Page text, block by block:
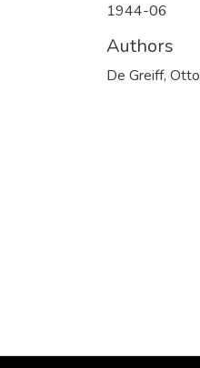
1944-06
Authors
De Greiff, Otto